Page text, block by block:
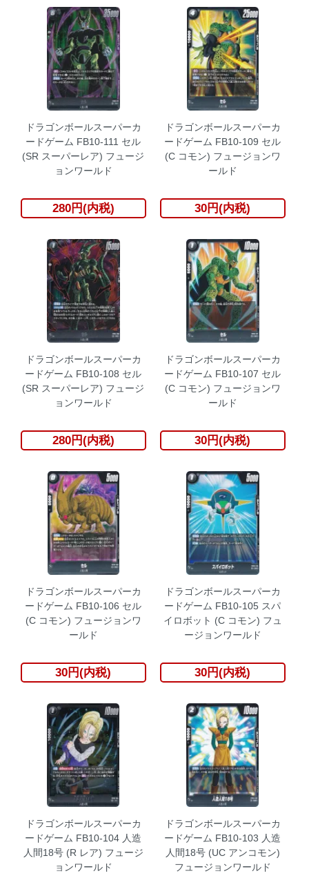
ドラゴンボールスーパーカ
ードゲーム FB10-111 セル
(SR スーパーレア) フュージ
ョンワールド
280円(内税)
ドラゴンボールスーパーカ
ードゲーム FB10-109 セル
(C コモン) フュージョンワ
ールド
30円(内税)
ドラゴンボールスーパーカ
ードゲーム FB10-108 セル
(SR スーパーレア) フュージ
ョンワールド
280円(内税)
ドラゴンボールスーパーカ
ードゲーム FB10-107 セル
(C コモン) フュージョンワ
ールド
30円(内税)
ドラゴンボールスーパーカ
ードゲーム FB10-106 セル
(C コモン) フュージョンワ
ールド
30円(内税)
ドラゴンボールスーパーカ
ードゲーム FB10-105 スパ
イロボット (C コモン) フュ
ージョンワールド
30円(内税)
ドラゴンボールスーパーカ
ードゲーム FB10-104 人造
人間18号 (R レア) フュージ
ョンワールド
ドラゴンボールスーパーカ
ードゲーム FB10-103 人造
人間18号 (UC アンコモン)
フュージョンワールド